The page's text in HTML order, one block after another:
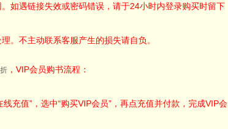
如遇链接失效或密码错误，请于24小时内登录购买时留下
。不主动联系客服产生的损失请自负。
，VIP会员购书流程：
充值”，选中“购买VIP会员”，再点充值并付款，完成VIP会